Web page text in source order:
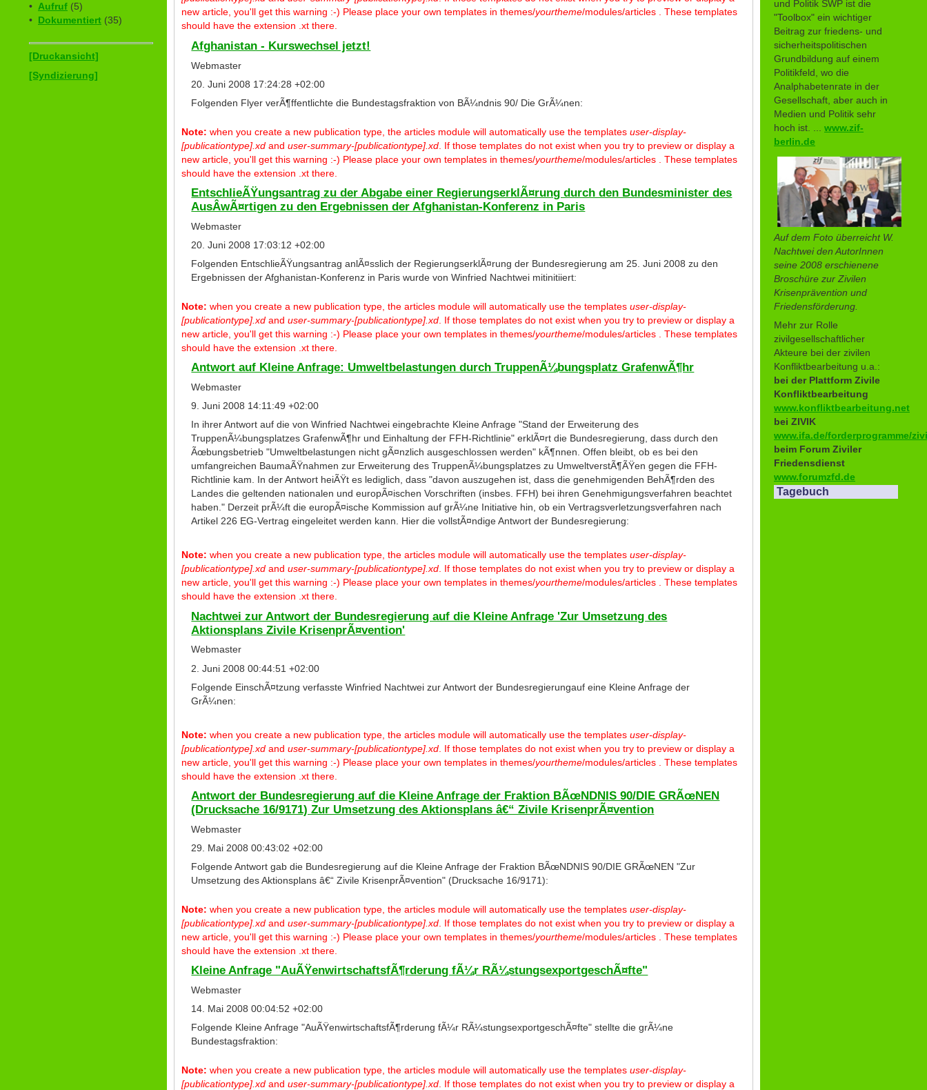
• Aufruf (5)
• Dokumentiert (35)
[Druckansicht]
[Syndizierung]
new article, you'll get this warning :-) Please place your own templates in themes/yourtheme/modules/articles . These templates
should have the extension .xt there.
Afghanistan - Kurswechsel jetzt!
Webmaster
20. Juni 2008 17:24:28 +02:00
Folgenden Flyer verÃ¶ffentlichte die Bundestagsfraktion von BÃ¼ndnis 90/ Die GrÃ¼nen:
Note: when you create a new publication type, the articles module will automatically use the templates user-display-
[publicationtype].xd and user-summary-[publicationtype].xd . If those templates do not exist when you try to preview or display a
new article, you'll get this warning :-) Please place your own templates in themes/yourtheme/modules/articles . These templates
should have the extension .xt there.
EntschlieÃŸungsantrag zu der Abgabe einer RegierungserklÃ¤rung durch den Bundesminister des
AusÂ­wÃ¤rtigen zu den Ergebnissen der Afghanistan-Konferenz in Paris
Webmaster
20. Juni 2008 17:03:12 +02:00
Folgenden EntschlieÃŸungsantrag anlÃ¤sslich der RegierungserklÃ¤rung der Bundesregierung am 25. Juni 2008 zu den
Ergebnissen der Afghanistan-Konferenz in Paris wurde von Winfried Nachtwei mitinitiiert:
Note: when you create a new publication type, the articles module will automatically use the templates user-display-
[publicationtype].xd and user-summary-[publicationtype].xd . If those templates do not exist when you try to preview or display a
new article, you'll get this warning :-) Please place your own templates in themes/yourtheme/modules/articles . These templates
should have the extension .xt there.
Antwort auf Kleine Anfrage: Umweltbelastungen durch TruppenÃ¼bungsplatz GrafenwÃ¶hr
Webmaster
9. Juni 2008 14:11:49 +02:00
In ihrer Antwort auf die von Winfried Nachtwei eingebrachte Kleine Anfrage "Stand der Erweiterung des
TruppenÃ¼bungsplatzes GrafenwÃ¶hr und Einhaltung der FFH-Richtlinie" erklÃ¤rt die Bundesregierung, dass durch den
Ãœbungsbetrieb "Umweltbelastungen nicht gÃ¤nzlich ausgeschlossen werden" kÃ¶nnen. Offen bleibt, ob es bei den
umfangreichen BaumaÃŸnahmen zur Erweiterung des TruppenÃ¼bungsplatzes zu UmweltverstÃ¶ÃŸen gegen die FFH-
Richtlinie kam. In der Antwort heiÃŸt es lediglich, dass "davon auszugehen ist, dass die genehmigenden BehÃ¶rden des
Landes die geltenden nationalen und europÃ¤ischen Vorschriften (insbes. FFH) bei ihren Genehmigungsverfahren beachtet
haben." Derzeit prÃ¼ft die europÃ¤ische Kommission auf grÃ¼ne Initiative hin, ob ein Vertragsverletzungsverfahren nach
Artikel 226 EG-Vertrag eingeleitet werden kann. Hier die vollstÃ¤ndige Antwort der Bundesregierung:
Note: when you create a new publication type, the articles module will automatically use the templates user-display-
[publicationtype].xd and user-summary-[publicationtype].xd . If those templates do not exist when you try to preview or display a
new article, you'll get this warning :-) Please place your own templates in themes/yourtheme/modules/articles . These templates
should have the extension .xt there.
Nachtwei zur Antwort der Bundesregierung auf die Kleine Anfrage 'Zur Umsetzung des
Aktionsplans Zivile KrisenprÃ¤vention'
Webmaster
2. Juni 2008 00:44:51 +02:00
Folgende EinschÃ¤tzung verfasste Winfried Nachtwei zur Antwort der Bundesregierungauf eine Kleine Anfrage der
GrÃ¼nen:
Note: when you create a new publication type, the articles module will automatically use the templates user-display-
[publicationtype].xd and user-summary-[publicationtype].xd . If those templates do not exist when you try to preview or display a
new article, you'll get this warning :-) Please place your own templates in themes/yourtheme/modules/articles . These templates
should have the extension .xt there.
Antwort der Bundesregierung auf die Kleine Anfrage der Fraktion BÃœNDNIS 90/DIE GRÃœNEN
(Drucksache 16/9171) Zur Umsetzung des Aktionsplans â€“ Zivile KrisenprÃ¤vention
Webmaster
29. Mai 2008 00:43:02 +02:00
Folgende Antwort gab die Bundesregierung auf die Kleine Anfrage der Fraktion BÃœNDNIS 90/DIE GRÃœNEN "Zur
Umsetzung des Aktionsplans â€“ Zivile KrisenprÃ¤vention" (Drucksache 16/9171):
Note: when you create a new publication type, the articles module will automatically use the templates user-display-
[publicationtype].xd and user-summary-[publicationtype].xd . If those templates do not exist when you try to preview or display a
new article, you'll get this warning :-) Please place your own templates in themes/yourtheme/modules/articles . These templates
should have the extension .xt there.
Kleine Anfrage "AuÃŸenwirtschaftsfÃ¶rderung fÃ¼r RÃ¼stungsexportgeschÃ¤fte"
Webmaster
14. Mai 2008 00:04:52 +02:00
Folgende Kleine Anfrage "AuÃŸenwirtschaftsfÃ¶rderung fÃ¼r RÃ¼stungsexportgeschÃ¤fte" stellte die grÃ¼ne
Bundestagsfraktion:
Note: when you create a new publication type, the articles module will automatically use the templates user-display-
[publicationtype].xd and user-summary-[publicationtype].xd . If those templates do not exist when you try to preview or display a
und Politik SWP ist die
"Toolbox" ein wichtiger
Beitrag zur friedens- und
sicherheitspolitischen
Grundbildung auf einem
Politikfeld, wo die
Analphabetenrate in der
Gesellschaft, aber auch in
Medien und Politik sehr
hoch ist. ... www.zif-
berlin.de
Auf dem Foto überreicht W.
Nachtwei den AutorInnen
seine 2008 erschienene
Broschüre zur Zivilen
Krisenprävention und
Friedensförderung.
Mehr zur Rolle
zivilgesellschaftlicher
Akteure bei der zivilen
Konfliktbearbeitung u.a.:
bei der Plattform Zivile
Konfliktbearbeitung
www.konfliktbearbeitung.net
bei ZIVIK
www.ifa.de/forderprogramme/
beim Forum Ziviler
Friedensdienst
www.forumzfd.de
Tagebuch